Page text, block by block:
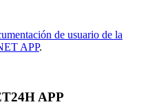
de usuario de la
APP.
APP